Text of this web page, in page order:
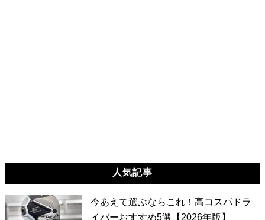
人気記事
今あえて選ぶならこれ！高コスパドラ
イバーおすすめ5選【2026年版】